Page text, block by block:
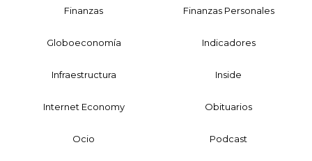
Finanzas Finanzas Personales
Globoeconomía Indicadores
Infraestructura Inside
Internet Economy Obituarios
Ocio Podcast